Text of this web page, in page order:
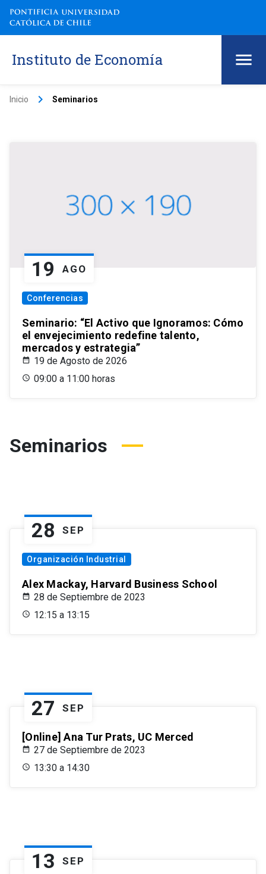
Instituto de Economía
Inicio keyboard_arrow_right Seminarios
19 AGO
Conferencias
Seminario: “El Activo que Ignoramos: Cómo
el envejecimiento redefine talento,
mercados y estrategia”
19 de Agosto de 2026
09:00 a 11:00 horas
Seminarios
28 SEP
Organización Industrial
Alex Mackay, Harvard Business School
28 de Septiembre de 2023
12:15 a 13:15
27 SEP
[Online] Ana Tur Prats, UC Merced
27 de Septiembre de 2023
13:30 a 14:30
13 SEP